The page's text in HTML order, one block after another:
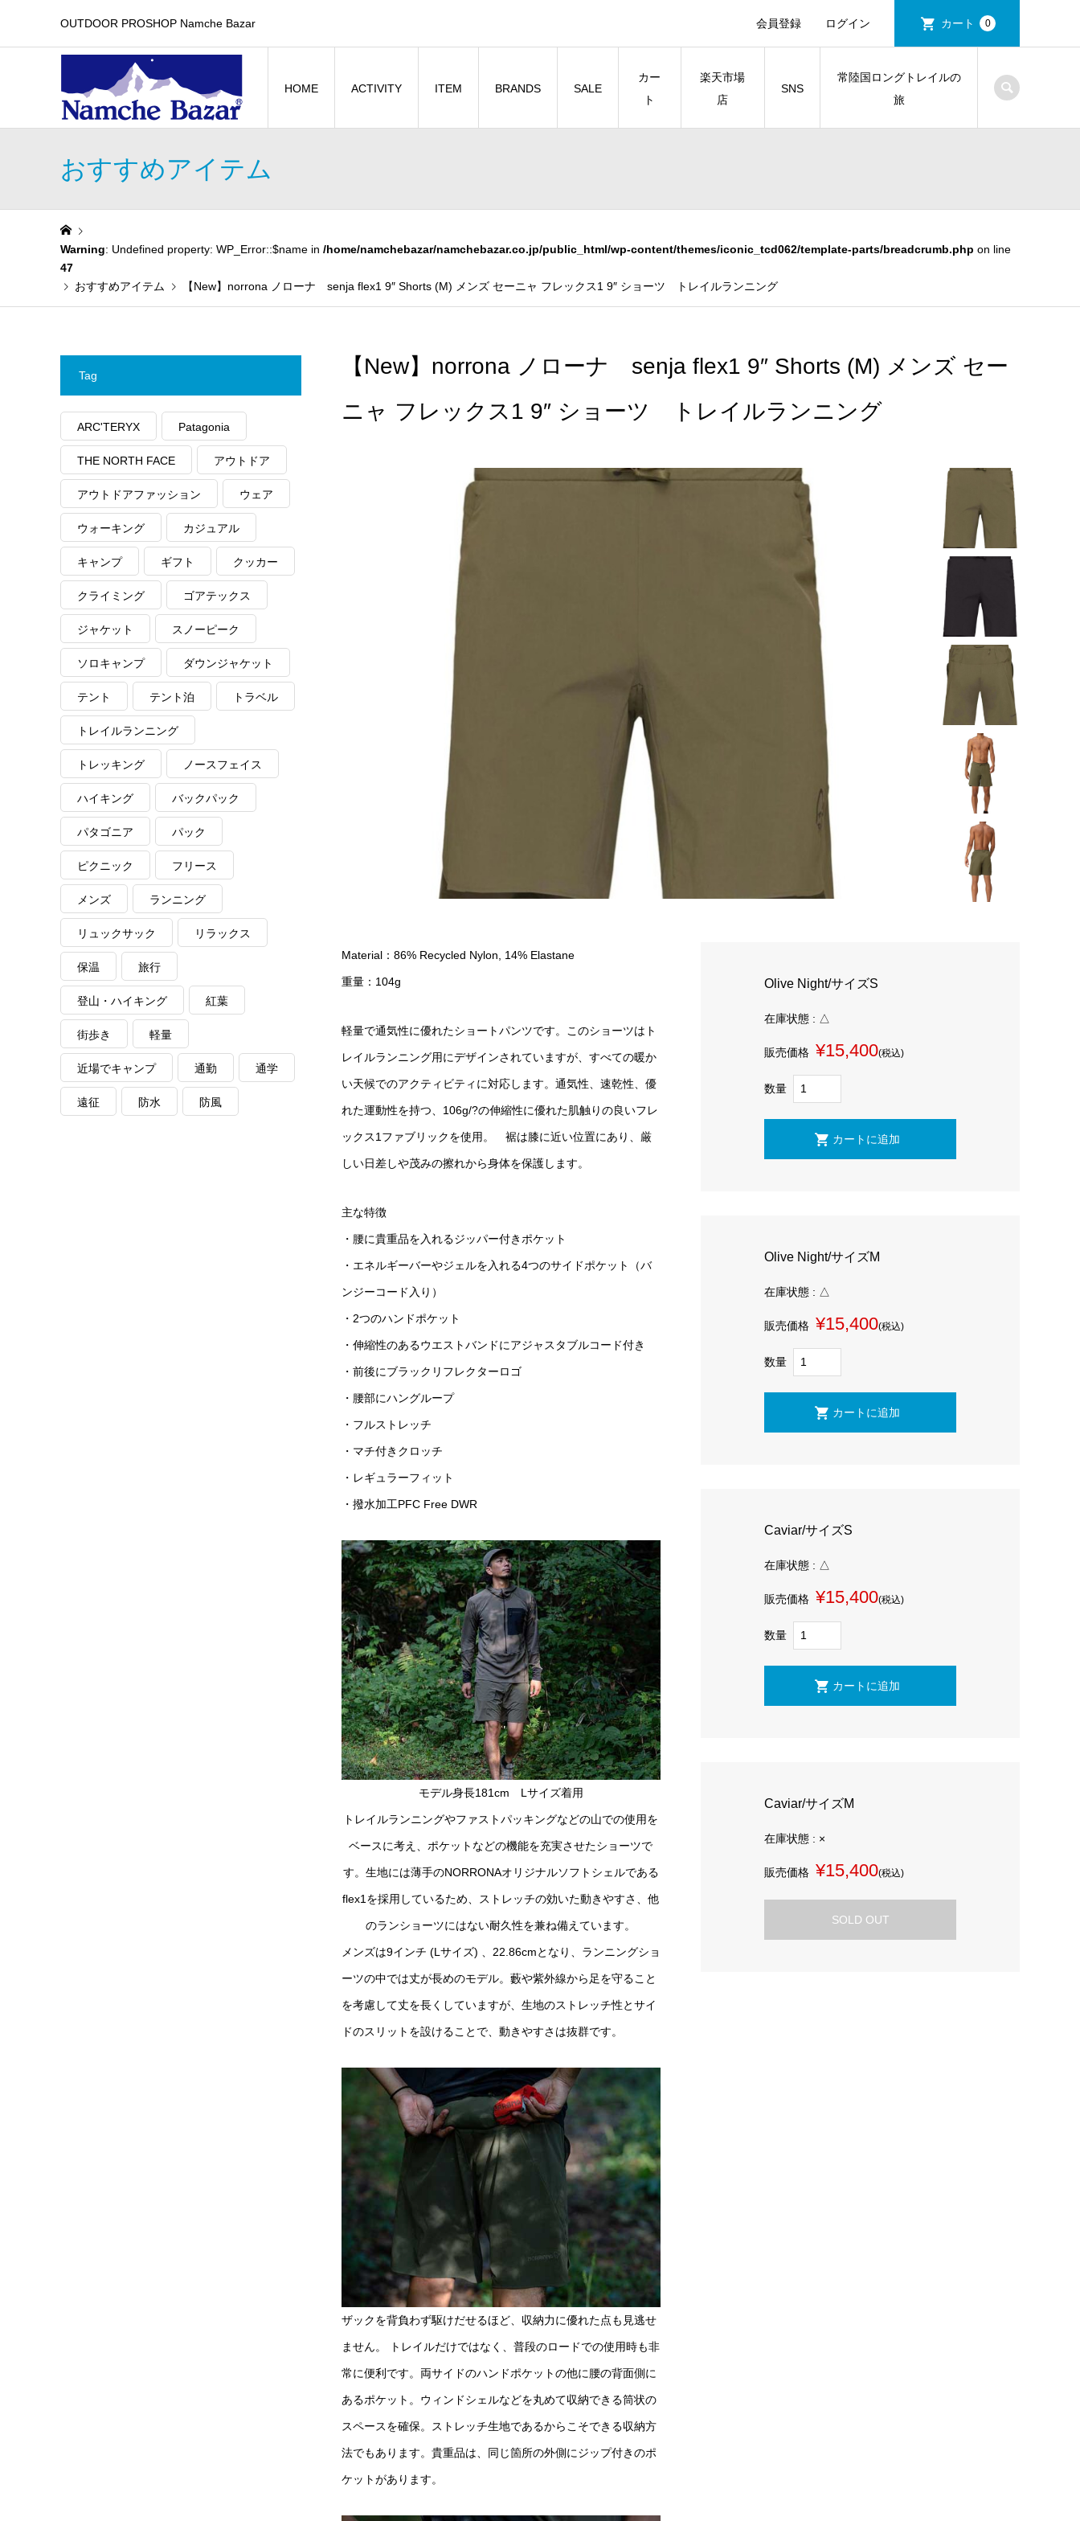
OUTDOOR PROSHOP Namche Bazar 会員登録 ログイン カート 0
HOME ACTIVITY ITEM BRANDS SALE
カー
ト
楽天市場
店
SNS
常陸国ロングトレイルの
旅
おすすめアイテム
Warning: Undefined property: WP_Error::$name in /home/namchebazar/namchebazar.co.jp/public_html/wp-content/themes/iconic_tcd062/template-parts/breadcrumb.php on line
47
おすすめアイテム
【New】norrona ノローナ senja flex1 9″ Shorts (M) メンズ セーニャ フレックス1 9″ ショーツ トレイルランニング
【New】norrona ノローナ senja flex1 9″ Shorts (M) メンズ セー
ニャ フレックス1 9″ ショーツ トレイルランニング
Material：86% Recycled Nylon, 14% Elastane
重量：104g
軽量で通気性に優れたショートパンツです。このショーツはト
レイルランニング用にデザインされていますが、すべての暖か
い天候でのアクティビティに対応します。通気性、速乾性、優
れた運動性を持つ、106g/?の伸縮性に優れた肌触りの良いフレ
ックス1ファブリックを使用。 裾は膝に近い位置にあり、厳
しい日差しや茂みの擦れから身体を保護します。
主な特徴
・腰に貴重品を入れるジッパー付きポケット
・エネルギーバーやジェルを入れる4つのサイドポケット（バ
ンジーコード入り）
・2つのハンドポケット
・伸縮性のあるウエストバンドにアジャスタブルコード付き
・前後にブラックリフレクターロゴ
・腰部にハングループ
・フルストレッチ
・マチ付きクロッチ
・レギュラーフィット
・撥水加工PFC Free DWR
モデル身長181cm Lサイズ着用
トレイルランニングやファストパッキングなどの山での使用を
ベースに考え、ポケットなどの機能を充実させたショーツで
す。生地には薄手のNORRONAオリジナルソフトシェルである
flex1を採用しているため、ストレッチの効いた動きやすさ、他
のランショーツにはない耐久性を兼ね備えています。
メンズは9インチ (Lサイズ) 、22.86cmとなり、ランニングショ
ーツの中では丈が長めのモデル。藪や紫外線から足を守ること
を考慮して丈を長くしていますが、生地のストレッチ性とサイ
ドのスリットを設けることで、動きやすさは抜群です。
ザックを背負わず駆けだせるほど、収納力に優れた点も見逃せ
ません。 トレイルだけではなく、普段のロードでの使用時も非
常に便利です。両サイドのハンドポケットの他に腰の背面側に
あるポケット。ウィンドシェルなどを丸めて収納できる筒状の
スペースを確保。ストレッチ生地であるからこそできる収納方
法でもあります。貴重品は、同じ箇所の外側にジップ付きのポ
ケットがあります。
Olive Night/サイズS
在庫状態 : △
販売価格 ¥15,400(税込)
数量
Olive Night/サイズM
在庫状態 : △
販売価格 ¥15,400(税込)
数量
Caviar/サイズS
在庫状態 : △
販売価格 ¥15,400(税込)
数量
Caviar/サイズM
在庫状態 : ×
販売価格 ¥15,400(税込)
SOLD OUT
Tag
ARC'TERYX Patagonia
THE NORTH FACE アウトドア
アウトドアファッション ウェア
ウォーキング カジュアル
キャンプ ギフト クッカー
クライミング ゴアテックス
ジャケット スノーピーク
ソロキャンプ ダウンジャケット
テント テント泊 トラベル
トレイルランニング
トレッキング ノースフェイス
ハイキング バックパック
パタゴニア パック
ピクニック フリース
メンズ ランニング
リュックサック リラックス
保温 旅行
登山・ハイキング 紅葉
街歩き 軽量
近場でキャンプ 通勤 通学
遠征 防水 防風